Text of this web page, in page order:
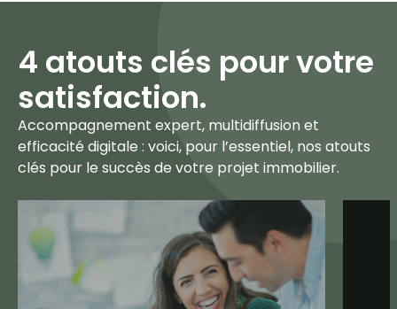
4 atouts clés pour votre
satisfaction.
Accompagnement expert, multidiffusion et
efficacité digitale : voici, pour l’essentiel, nos atouts
clés pour le succès de votre projet immobilier.